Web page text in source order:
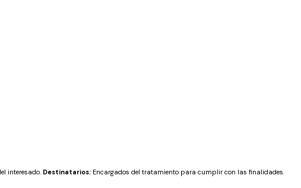
interesado. Destinatarios: Encargados del tratamiento para cumplir con las finalidades.